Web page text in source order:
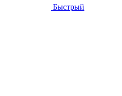
Быстрый